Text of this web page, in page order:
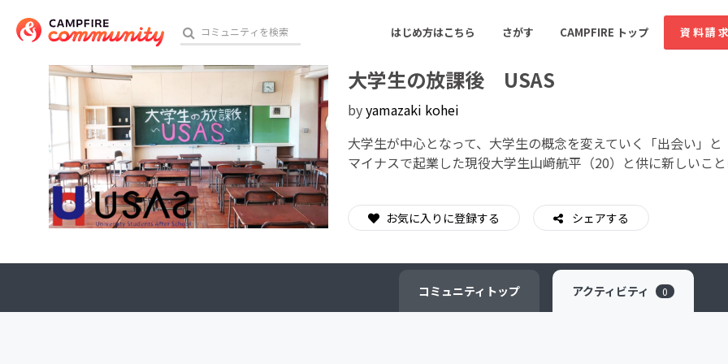
はじめ方はこちら さがす CAMPFIRE トップ 資料請求
おすすめのコミュニティ 人気のコミュニティ 新着のコミ
アート・写真
テクノロジー・ガジェット
ゲーム・サービス開発 フード・飲食店
映像・映画
書籍・雑誌出版 アニメ・漫画
ソーシャルグッド ビューティー・ヘルス
大学生の放課後 USAS
byyamazaki kohei
大学生が中心となって、大学生の概念を変えていく「出会い」
マイナスで起業した現役大学生山﨑航平（20）と供に新しいこ
お気に入りに登録する シェアする
コミュニティ トップ アクティビティ 0